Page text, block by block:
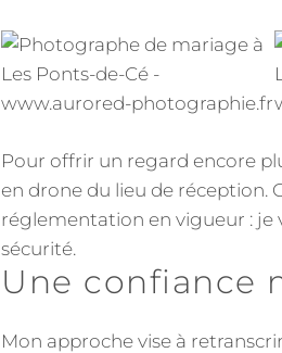
Pour offrir un regard encore
en drone du lieu de réception.
réglementation en vigueur : je
sécurité.
Une confiance
Mon approche vise à